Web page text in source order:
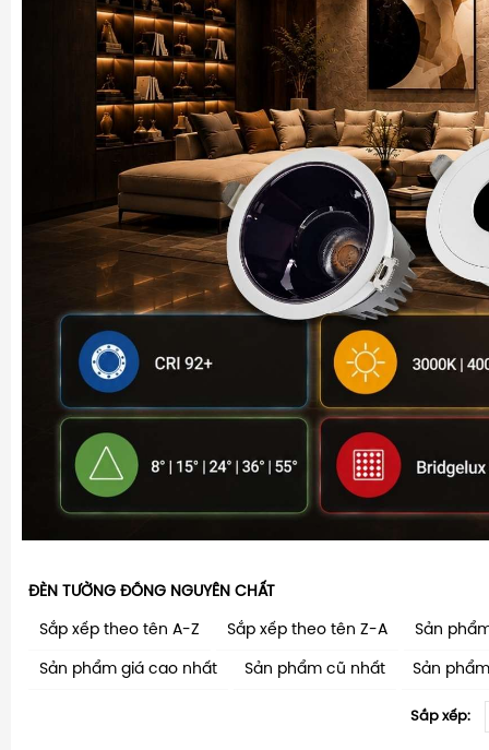
ĐÈN TƯỜNG ĐỒNG NGUYÊN CHẤT
Sắp xếp theo tên A-Z Sắp xếp theo tên Z-A Sản
Sản phẩm giá cao nhất Sản phẩm cũ nhất Sản
Sắp xếp: